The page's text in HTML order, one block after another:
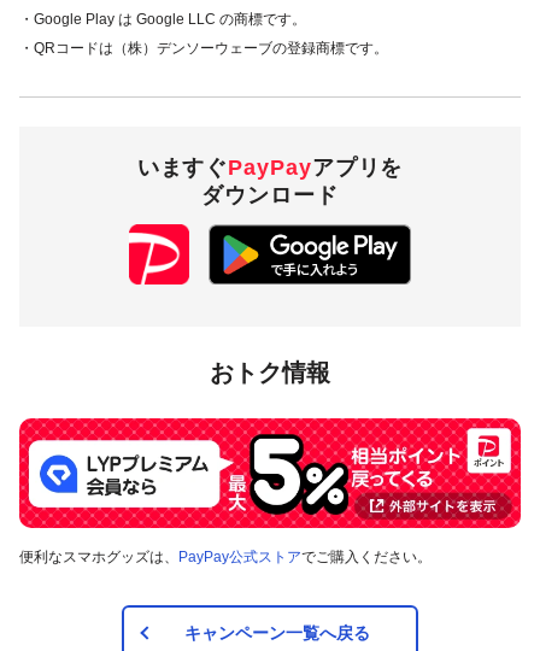
・Google Play は Google LLC の商標です。
・QRコードは（株）デンソーウェーブの登録商標です。
いますぐPayPayアプリを
ダウンロード
おトク情報
便利なスマホグッズは、 PayPay公式ストアでご購入ください。
キャンペーン一覧へ戻る